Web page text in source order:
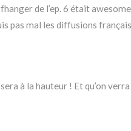
de l’ep. 6 était
pas mal les diffusions
à la hauteur ! Et qu’on verra